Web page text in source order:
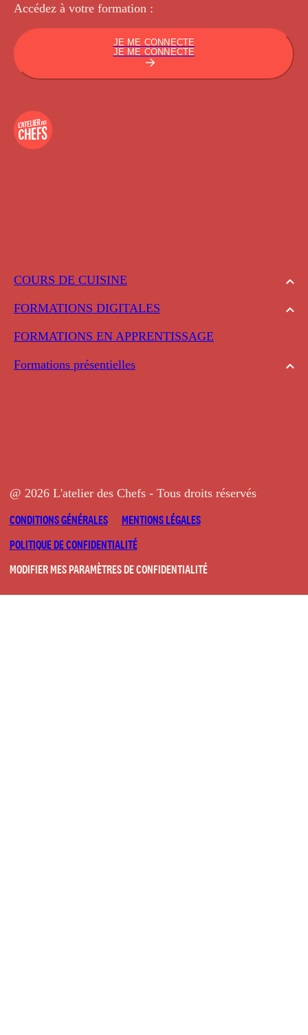
COURS DE CUISINE
FORMATIONS DIGITALES
FORMATIONS EN APPRENTISSAGE
Formations présentielles
Accédez à votre formation :
JE ME CONNECTE
JE ME CONNECTE
@ 2026 L'atelier des Chefs - Tous droits réservés
CONDITIONS GÉNÉRALES
MENTIONS LÉGALES
POLITIQUE DE CONFIDENTIALITÉ
MODIFIER MES PARAMÈTRES DE CONFIDENTIALITÉ